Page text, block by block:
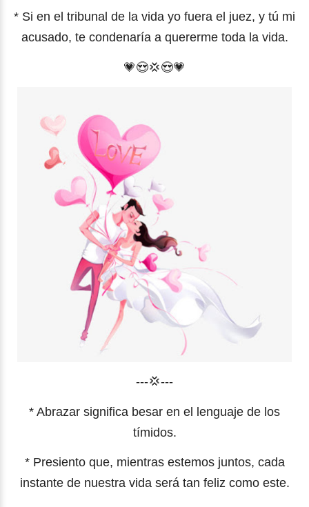
* Si en el tribunal de la vida yo fuera el juez, y tú mi
acusado, te condenaría a quererme toda la vida.
💗😍💢😍💗
---💢---
* Abrazar significa besar en el lenguaje de los
tímidos.
* Presiento que, mientras estemos juntos, cada
instante de nuestra vida será tan feliz como este.